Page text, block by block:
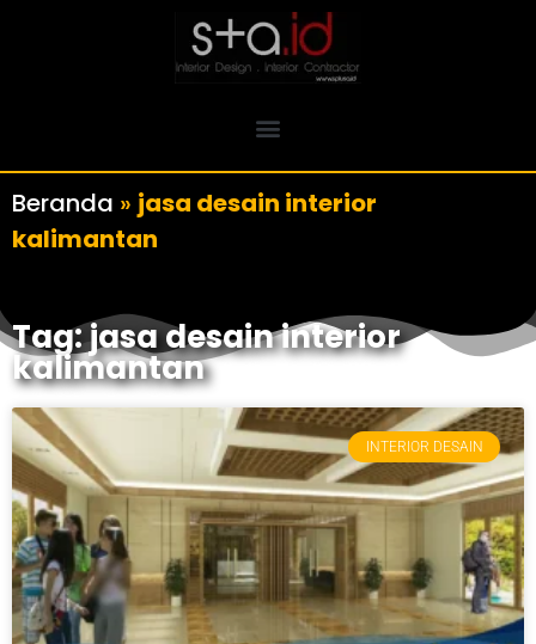
Beranda » jasa desain interior
kalimantan
Tag: jasa desain interior
kalimantan
INTERIOR DESAIN